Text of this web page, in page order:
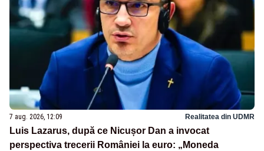
7 aug. 2026, 12:09 Realitatea din UDMR
Luis Lazarus, după ce Nicușor Dan a invocat
perspectiva trecerii României la euro: „Moneda